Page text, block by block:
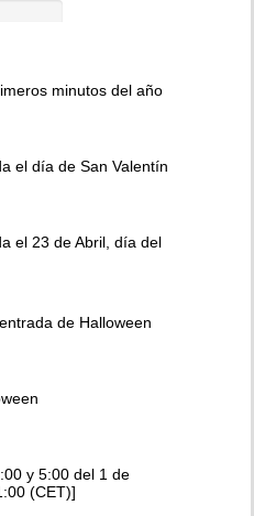
minutos del año
el día de San Valentín
el 23 de Abril, día del
de Halloween
y 5:00 del 1 de
(CET)]